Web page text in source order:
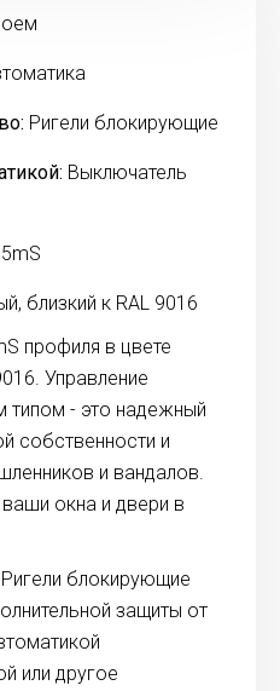
Ригели блокирующие
Выключатель
близкий к RAL 9016
профиля в цвете
Управление
типом - это надежный
собственности и
и вандалов.
окна и двери в
блокирующие
защиты от
или другое